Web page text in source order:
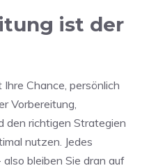
ist der
Chance, persönlich
Vorbereitung,
den richtigen Strategien
nutzen. Jedes
bleiben Sie dran auf